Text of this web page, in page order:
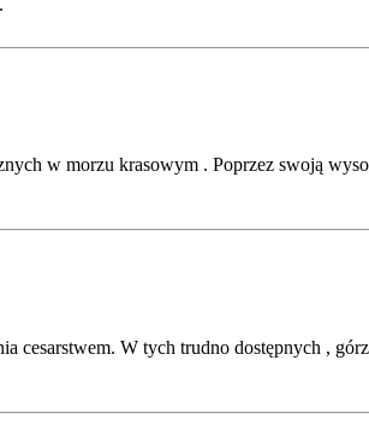
w morzu krasowym . Poprzez swoją
cesarstwem. W tych trudno dostępnych ,